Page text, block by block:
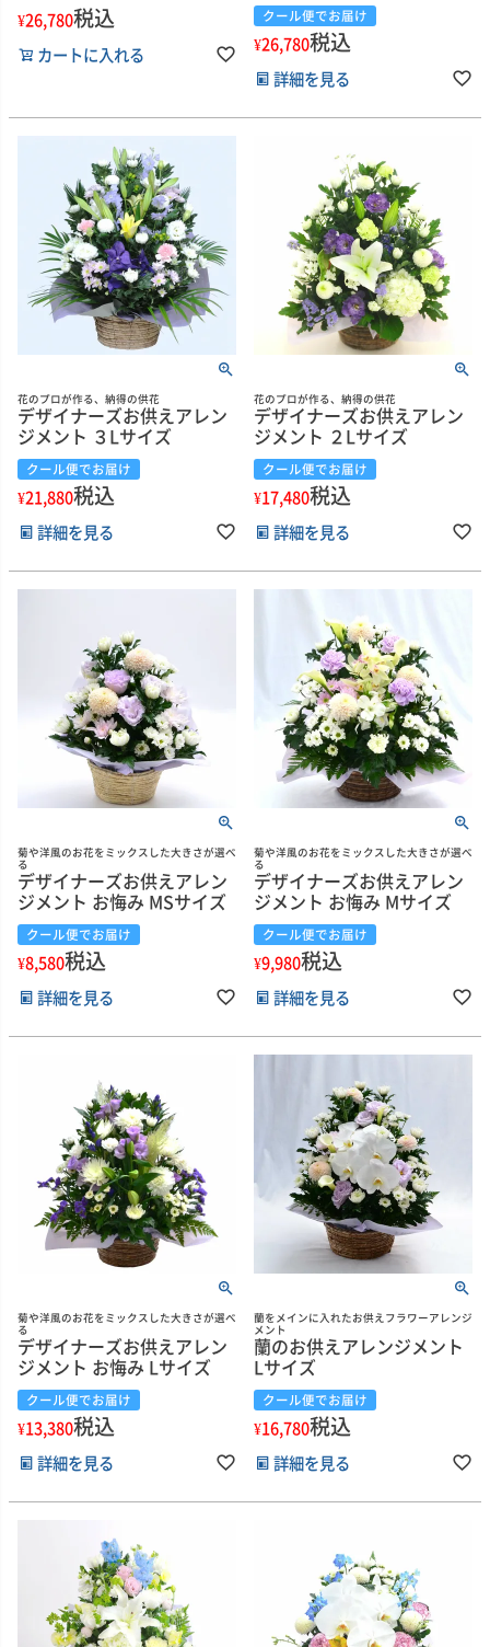
¥26,780税込
カートに入れる
クール便でお届け
¥26,780税込
詳細を見る
花のプロが作る、納得の供花
デザイナーズお供えアレン
ジメント ３Lサイズ
クール便でお届け
¥21,880税込
詳細を見る
花のプロが作る、納得の供花
デザイナーズお供えアレン
ジメント ２Lサイズ
クール便でお届け
¥17,480税込
詳細を見る
菊や洋風のお花をミックスした大きさが選べ
る
デザイナーズお供えアレン
ジメント お悔み MSサイズ
クール便でお届け
¥8,580税込
詳細を見る
菊や洋風のお花をミックスした大きさが選べ
る
デザイナーズお供えアレン
ジメント お悔み Mサイズ
クール便でお届け
¥9,980税込
詳細を見る
菊や洋風のお花をミックスした大きさが選べ
る
デザイナーズお供えアレン
ジメント お悔み Lサイズ
クール便でお届け
¥13,380税込
詳細を見る
蘭をメインに入れたお供えフラワーアレンジ
メント
蘭のお供えアレンジメント
Lサイズ
クール便でお届け
¥16,780税込
詳細を見る